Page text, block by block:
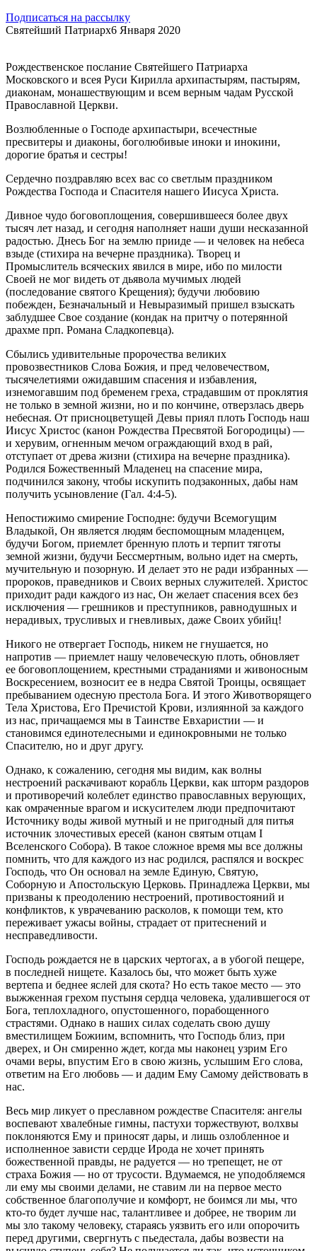
Подписаться на рассылку
Святейший Патриарх6 Января 2020
Рождественское послание Святейшего Патриарха
Московского и всея Руси Кирилла архипастырям, пастырям,
диаконам, монашествующим и всем верным чадам Русской
Православной Церкви.
Возлюбленные о Господе архипастыри, всечестные
пресвитеры и диаконы, боголюбивые иноки и инокини,
дорогие братья и сестры!
Сердечно поздравляю всех вас со светлым праздником
Рождества Господа и Спасителя нашего Иисуса Христа.
Дивное чудо боговоплощения, совершившееся более двух
тысяч лет назад, и сегодня наполняет наши души несказанной
радостью. Днесь Бог на землю прииде — и человек на небеса
взыде (стихира на вечерне праздника). Творец и
Промыслитель всяческих явился в мире, ибо по милости
Своей не мог видеть от дьявола мучимых людей
(последование святого Крещения); будучи любовию
побежден, Безначальный и Невыразимый пришел взыскать
заблудшее Свое создание (кондак на притчу о потерянной
драхме прп. Романа Сладкопевца).
Сбылись удивительные пророчества великих
провозвестников Слова Божия, и пред человечеством,
тысячелетиями ожидавшим спасения и избавления,
изнемогавшим под бременем греха, страдавшим от проклятия
не только в земной жизни, но и по кончине, отверзлась дверь
небесная. От присноцветущей Девы приял плоть Господь наш
Иисус Христос (канон Рождества Пресвятой Богородицы) —
и херувим, огненным мечом ограждающий вход в рай,
отступает от древа жизни (стихира на вечерне праздника).
Родился Божественный Младенец на спасение мира,
подчинился закону, чтобы искупить подзаконных, дабы нам
получить усыновление (Гал. 4:4-5).
Непостижимо смирение Господне: будучи Всемогущим
Владыкой, Он является людям беспомощным младенцем,
будучи Богом, приемлет бренную плоть и терпит тяготы
земной жизни, будучи Бессмертным, вольно идет на смерть,
мучительную и позорную. И делает это не ради избранных —
пророков, праведников и Своих верных служителей. Христос
приходит ради каждого из нас, Он желает спасения всех без
исключения — грешников и преступников, равнодушных и
нерадивых, трусливых и гневливых, даже Своих убийц!
Никого не отвергает Господь, никем не гнушается, но
напротив — приемлет нашу человеческую плоть, обновляет
ее боговоплощением, крестными страданиями и живоносным
Воскресением, возносит ее в недра Святой Троицы, освящает
пребыванием одесную престола Бога. И этого Животворящего
Тела Христова, Его Пречистой Крови, излиянной за каждого
из нас, причащаемся мы в Таинстве Евхаристии — и
становимся единотелесными и единокровными не только
Спасителю, но и друг другу.
Однако, к сожалению, сегодня мы видим, как волны
нестроений раскачивают корабль Церкви, как шторм раздоров
и противоречий колеблет единство православных верующих,
как омраченные врагом и искусителем люди предпочитают
Источнику воды живой мутный и не пригодный для питья
источник злочестивых ересей (канон святым отцам I
Вселенского Собора). В такое сложное время мы все должны
помнить, что для каждого из нас родился, распялся и воскрес
Господь, что Он основал на земле Единую, Святую,
Соборную и Апостольскую Церковь. Принадлежа Церкви, мы
призваны к преодолению нестроений, противостояний и
конфликтов, к уврачеванию расколов, к помощи тем, кто
переживает ужасы войны, страдает от притеснений и
несправедливости.
Господь рождается не в царских чертогах, а в убогой пещере,
в последней нищете. Казалось бы, что может быть хуже
вертепа и беднее яслей для скота? Но есть такое место — это
выжженная грехом пустыня сердца человека, удалившегося от
Бога, теплохладного, опустошенного, порабощенного
страстями. Однако в наших силах соделать свою душу
вместилищем Божиим, вспомнить, что Господь близ, при
дверех, и Он смиренно ждет, когда мы наконец узрим Его
очами веры, впустим Его в свою жизнь, услышим Его слова,
ответим на Его любовь — и дадим Ему Самому действовать в
нас.
Весь мир ликует о преславном рождестве Спасителя: ангелы
воспевают хвалебные гимны, пастухи торжествуют, волхвы
поклоняются Ему и приносят дары, и лишь озлобленное и
исполненное зависти сердце Ирода не хочет принять
божественной правды, не радуется — но трепещет, не от
страха Божия — но от трусости. Вдумаемся, не уподобляемся
ли ему мы своими делами, не ставим ли на первое место
собственное благополучие и комфорт, не боимся ли мы, что
кто-то будет лучше нас, талантливее и добрее, не творим ли
мы зло такому человеку, стараясь уязвить его или опорочить
перед другими, свергнуть с пьедестала, дабы возвести на